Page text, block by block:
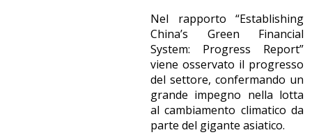
Nel rapporto “Establishing
China’s Green Financial
System: Progress Report”
viene osservato il progresso
del settore, confermando un
grande impegno nella lotta
al cambiamento climatico da
parte del gigante asiatico.